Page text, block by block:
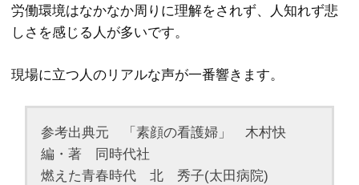
労働環境はなかなか周りに理解をされず、人知れず悲
しさを感じる人が多いです。
現場に立つ人のリアルな声が一番響きます。
参考出典元 「素顔の看護婦」 木村快
編・著 同時代社
燃えた青春時代 北 秀子(太田病院)